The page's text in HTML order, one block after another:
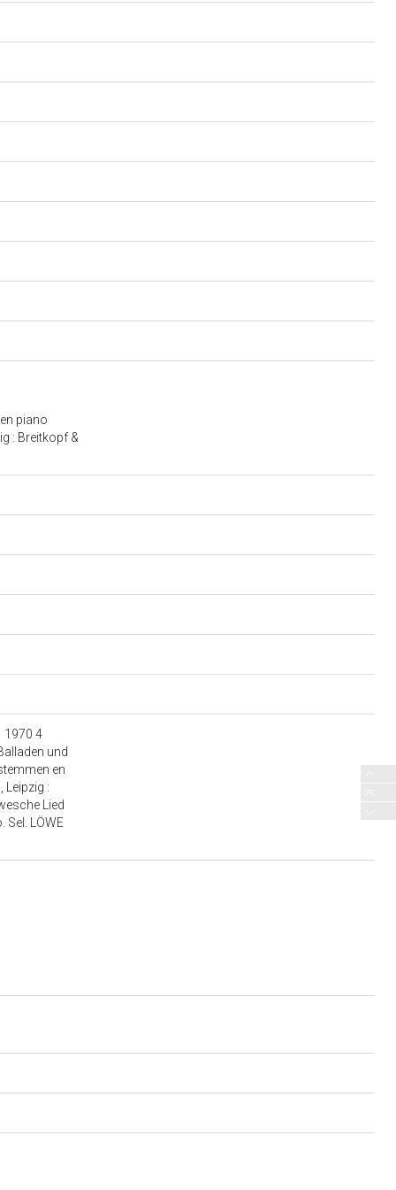
piano
: Breitkopf &
1970 4
und
en
:
Lied
Sel. LÖWE